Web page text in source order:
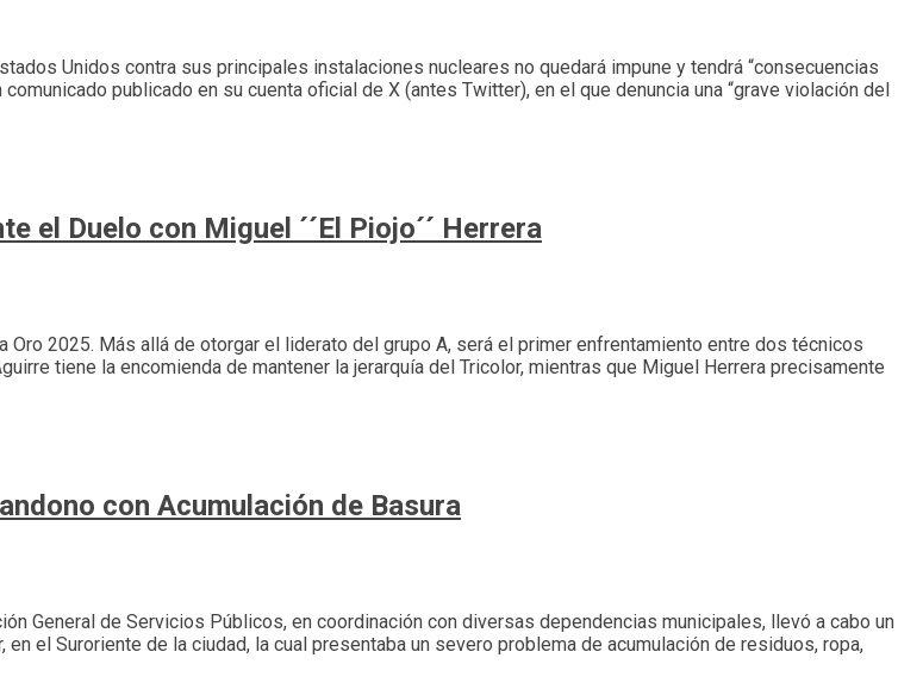
Unidos contra sus principales instalaciones nucleares no quedará impune y tendrá “consecuencias
publicado en su cuenta oficial de X (antes Twitter), en el que denuncia una “grave violación del
el Duelo con Miguel ´´El Piojo´´ Herrera
Oro 2025. Más allá de otorgar el liderato del grupo A, será el primer enfrentamiento entre dos técnicos
tiene la encomienda de mantener la jerarquía del Tricolor, mientras que Miguel Herrera precisamente
con Acumulación de Basura
General de Servicios Públicos, en coordinación con diversas dependencias municipales, llevó a cabo un
el Suroriente de la ciudad, la cual presentaba un severo problema de acumulación de residuos, ropa,